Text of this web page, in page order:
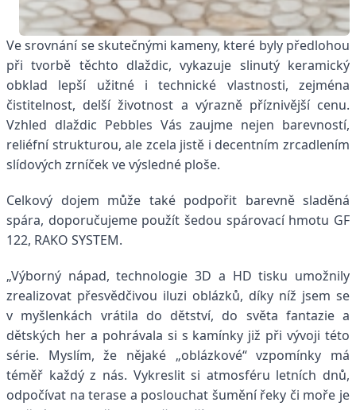
Ve srovnání se skutečnými kameny, které byly předlohou
při tvorbě těchto dlaždic, vykazuje slinutý keramický
obklad lepší užitné i technické vlastnosti, zejména
čistitelnost, delší životnost a výrazně příznivější cenu.
Vzhled dlaždic Pebbles Vás zaujme nejen barevností,
reliéfní strukturou, ale zcela jistě i decentním zrcadlením
slídových zrníček ve výsledné ploše.
Celkový dojem může také podpořit barevně sladěná
spára, doporučujeme použít šedou spárovací hmotu GF
122, RAKO SYSTEM.
„Výborný nápad, technologie 3D a HD tisku umožnily
zrealizovat přesvědčivou iluzi oblázků, díky níž jsem se
v myšlenkách vrátila do dětství, do světa fantazie a
dětských her a pohrávala si s kamínky již při vývoji této
série. Myslím, že nějaké „oblázkové“ vzpomínky má
téměř každý z nás. Vykreslit si atmosféru letních dnů,
odpočívat na terase a poslouchat šumění řeky či moře je